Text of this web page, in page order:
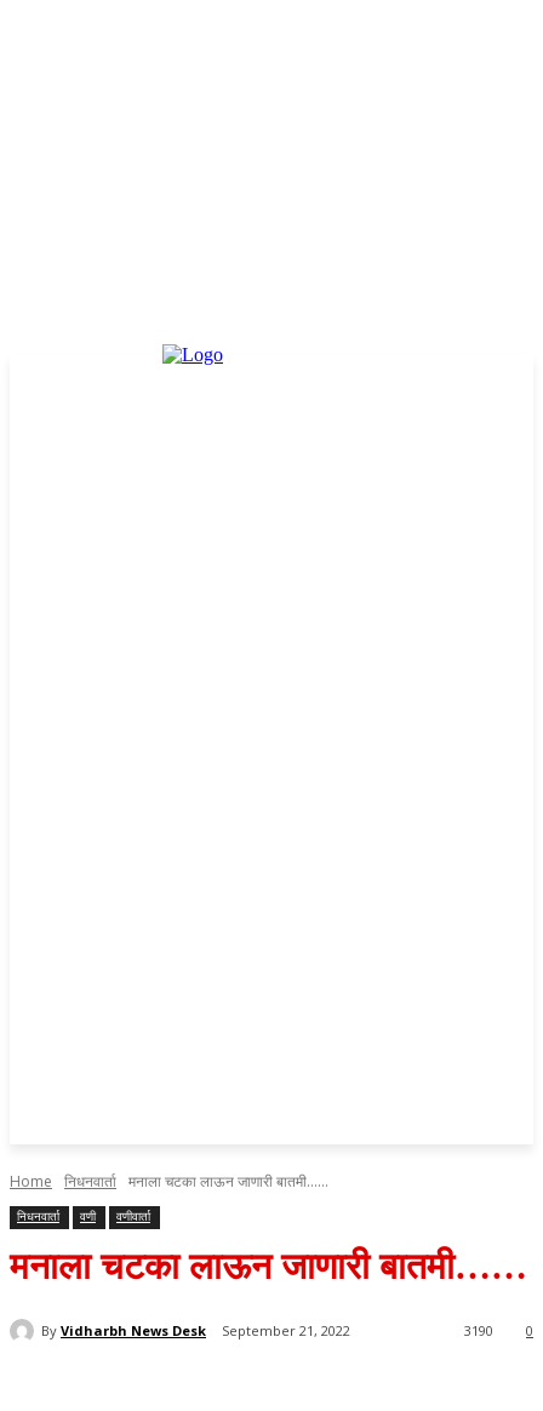
Home निधनवार्ता मनाला चटका लाऊन जाणारी बातमी……
निधनवार्ता वणी वणीवार्ता
मनाला चटका लाऊन जाणारी बातमी……
By Vidharbh News Desk September 21, 2022 0
3190